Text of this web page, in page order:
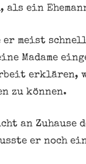
als ein
meist
Madame
erklären,
zu können.
an Zuhause
er noch